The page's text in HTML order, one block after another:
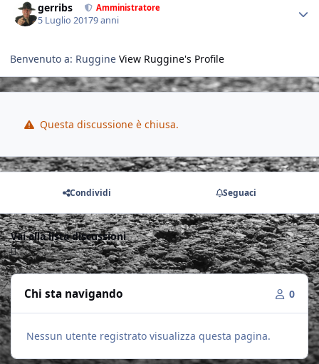
gerribs Amministratore
5 Luglio 20179 anni
Benvenuto a: Ruggine View Ruggine's Profile
Questa discussione è chiusa.
Condividi Seguaci
Vai alla lista discussioni
Chi sta navigando 0
Nessun utente registrato visualizza questa pagina.